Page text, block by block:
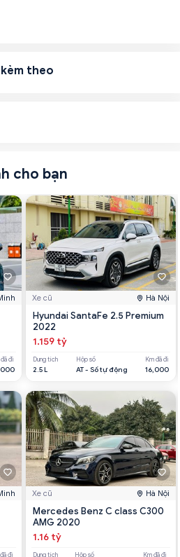
theo
cho bạn
đi
đi
Xe cũ Hà Nội
Hyundai SantaFe 2.5 Premium
2022
1.159 tỷ
Dung tích
2.5 L
Hộp số
AT - Số tự động
Km đã đi
16,000
Xe cũ Hà Nội
Mercedes Benz C class C300
AMG 2020
1.16 tỷ
Dung tích Hộp số Km đã đi